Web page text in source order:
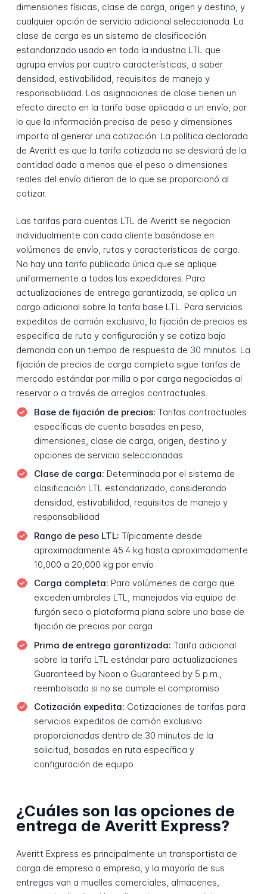
dimensiones físicas, clase de carga, origen y destino, y
cualquier opción de servicio adicional seleccionada. La
clase de carga es un sistema de clasificación
estandarizado usado en toda la industria LTL que
agrupa envíos por cuatro características, a saber
densidad, estivabilidad, requisitos de manejo y
responsabilidad. Las asignaciones de clase tienen un
efecto directo en la tarifa base aplicada a un envío, por
lo que la información precisa de peso y dimensiones
importa al generar una cotización. La política declarada
de Averitt es que la tarifa cotizada no se desviará de la
cantidad dada a menos que el peso o dimensiones
reales del envío difieran de lo que se proporcionó al
cotizar.
Las tarifas para cuentas LTL de Averitt se negocian
individualmente con cada cliente basándose en
volúmenes de envío, rutas y características de carga.
No hay una tarifa publicada única que se aplique
uniformemente a todos los expedidores. Para
actualizaciones de entrega garantizada, se aplica un
cargo adicional sobre la tarifa base LTL. Para servicios
expeditos de camión exclusivo, la fijación de precios es
específica de ruta y configuración y se cotiza bajo
demanda con un tiempo de respuesta de 30 minutos. La
fijación de precios de carga completa sigue tarifas de
mercado estándar por milla o por carga negociadas al
reservar o a través de arreglos contractuales.
Base de fijación de precios: Tarifas contractuales
específicas de cuenta basadas en peso,
dimensiones, clase de carga, origen, destino y
opciones de servicio seleccionadas
Clase de carga: Determinada por el sistema de
clasificación LTL estandarizado, considerando
densidad, estivabilidad, requisitos de manejo y
responsabilidad
Rango de peso LTL: Típicamente desde
aproximadamente 45.4 kg hasta aproximadamente
10,000 a 20,000 kg por envío
Carga completa: Para volúmenes de carga que
exceden umbrales LTL, manejados vía equipo de
furgón seco o plataforma plana sobre una base de
fijación de precios por carga
Prima de entrega garantizada: Tarifa adicional
sobre la tarifa LTL estándar para actualizaciones
Guaranteed by Noon o Guaranteed by 5 p.m.,
reembolsada si no se cumple el compromiso
Cotización expedita: Cotizaciones de tarifas para
servicios expeditos de camión exclusivo
proporcionadas dentro de 30 minutos de la
solicitud, basadas en ruta específica y
configuración de equipo
¿Cuáles son las opciones de
entrega de Averitt Express?
Averitt Express es principalmente un transportista de
carga de empresa a empresa, y la mayoría de sus
entregas van a muelles comerciales, almacenes,